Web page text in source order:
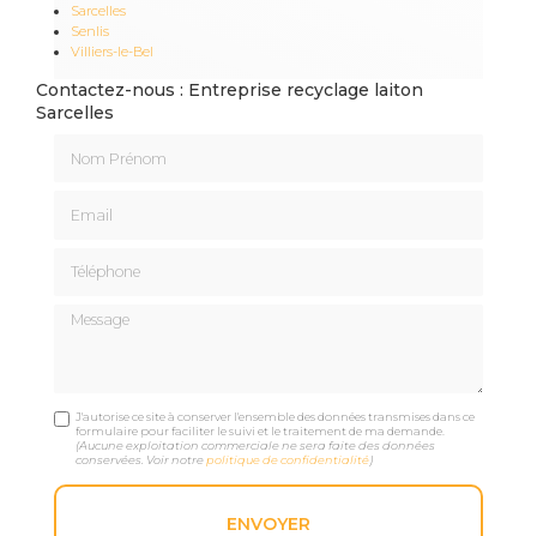
Sarcelles
Senlis
Villiers-le-Bel
Contactez-nous : Entreprise recyclage laiton
Sarcelles
Message
J'autorise ce site à conserver l'ensemble des données transmises dans ce
formulaire pour faciliter le suivi et le traitement de ma demande.
(Aucune exploitation commerciale ne sera faite des données
conservées. Voir notrepolitique de confidentialité)